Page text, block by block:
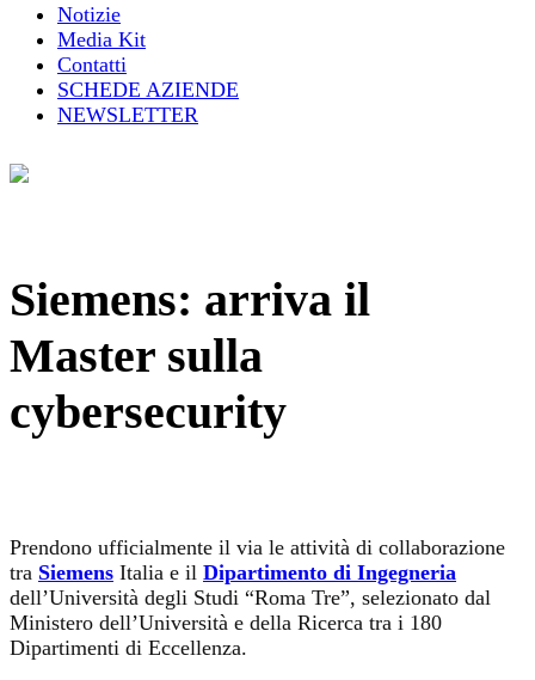
Notizie
Media Kit
Contatti
SCHEDE AZIENDE
NEWSLETTER
Siemens: arriva il
Master sulla
cybersecurity
Prendono ufficialmente il via le attività di collaborazione
tra Siemens Italia e il Dipartimento di Ingegneria
dell’Università degli Studi “Roma Tre”, selezionato dal
Ministero dell’Università e della Ricerca tra i 180
Dipartimenti di Eccellenza.